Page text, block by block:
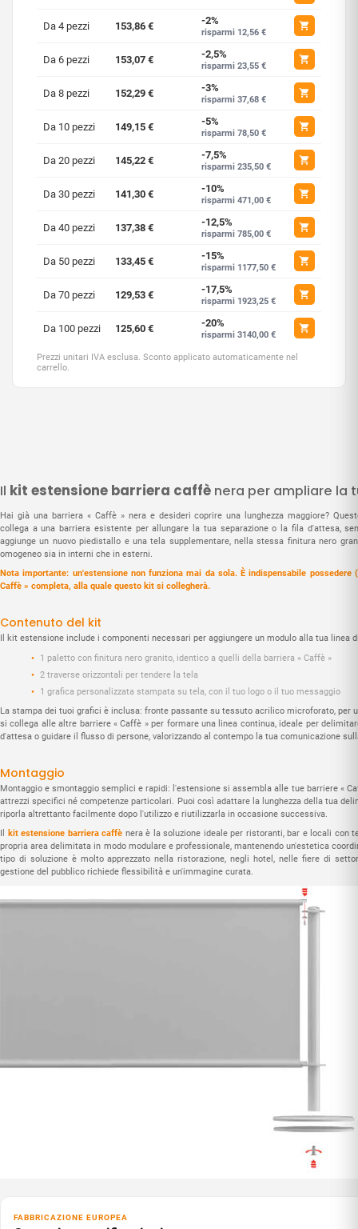
Il kit estensione barriera caffè nera per ampliare la
Hai già una barriera « Caffè » nera e desideri coprire una lunghezza maggiore?
collega a una barriera esistente per allungare la tua separazione o la fila d'attesa,
aggiunge un nuovo piedistallo e una tela supplementare, nella stessa finitura nero
omogeneo sia in interni che in esterni.
Nota importante: un'estensione non funziona mai da sola. È indispensabile possedere
Caffè » completa, alla quale questo kit si collegherà.
Contenuto del kit
Il kit estensione include i componenti necessari per aggiungere un modulo alla tua linea
1 paletto con finitura nero granito, identico a quelli della barriera « Caffè »
2 traverse orizzontali per tendere la tela
1 grafica personalizzata stampata su tela, con il tuo logo o il tuo messaggio
La stampa dei tuoi grafici è inclusa: fronte passante su tessuto acrilico microforato, per
si collega alle altre barriere « Caffè » per formare una linea continua, ideale per
d'attesa o guidare il flusso di persone, valorizzando al contempo la tua comunicazione
Montaggio
Montaggio e smontaggio semplici e rapidi: l'estensione si assembla alle tue barriere «
attrezzi specifici né competenze particolari. Puoi così adattare la lunghezza della tua
riporla altrettanto facilmente dopo l'utilizzo e riutilizzarla in occasione successiva.
kit estensione barriera caffè nera è la soluzione ideale per ristoranti, bar e locali con
propria area delimitata in modo modulare e professionale, mantenendo un'estetica
tipo di soluzione è molto apprezzato nella ristorazione, negli hotel, nelle fiere di
gestione del pubblico richiede flessibilità e un'immagine curata.
FABBRICAZIONE EUROPEA
Da 4 pezzi 153,86 € -2%
risparmi 12,56 €
Da 6 pezzi 153,07 € -2,5%
risparmi 23,55 €
Da 8 pezzi 152,29 € -3%
risparmi 37,68 €
Da 10 pezzi 149,15 € -5%
risparmi 78,50 €
Da 20 pezzi 145,22 € -7,5%
risparmi 235,50 €
Da 30 pezzi 141,30 € -10%
risparmi 471,00 €
Da 40 pezzi 137,38 € -12,5%
risparmi 785,00 €
Da 50 pezzi 133,45 € -15%
risparmi 1177,50 €
Da 70 pezzi 129,53 € -17,5%
risparmi 1923,25 €
Da 100 pezzi 125,60 € -20%
risparmi 3140,00 €
Prezzi unitari IVA esclusa. Sconto applicato automaticamente nel
carrello.